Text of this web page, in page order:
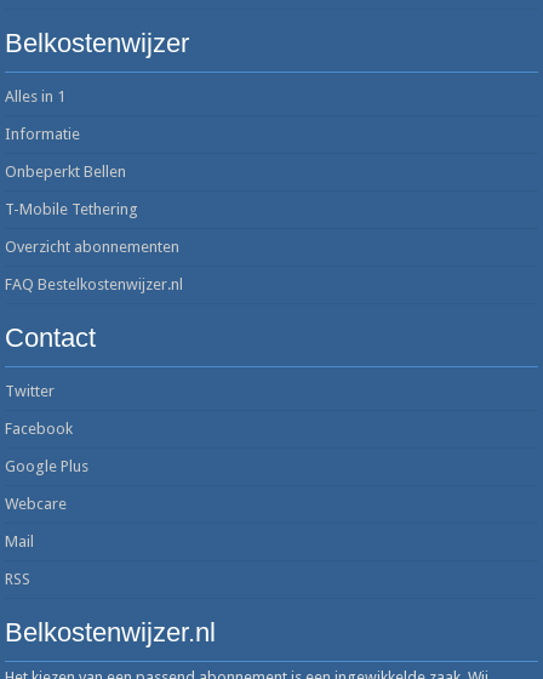
Belkostenwijzer
Alles in 1
Informatie
Onbeperkt Bellen
T-Mobile Tethering
Overzicht abonnementen
FAQ Bestelkostenwijzer.nl
Contact
Twitter
Facebook
Google Plus
Webcare
Mail
RSS
Belkostenwijzer.nl